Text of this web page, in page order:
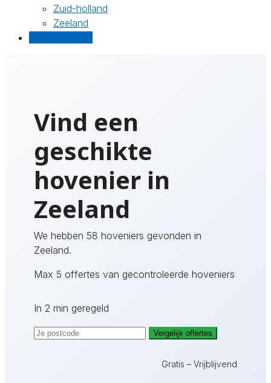
Zuid-holland
Zeeland
Vind een
geschikte
hovenier in
Zeeland
We hebben 58 hoveniers gevonden in
Zeeland.
Max 5 offertes van gecontroleerde hoveniers
In 2 min geregeld
Vergelijk offertes
Gratis – Vrijblijvend